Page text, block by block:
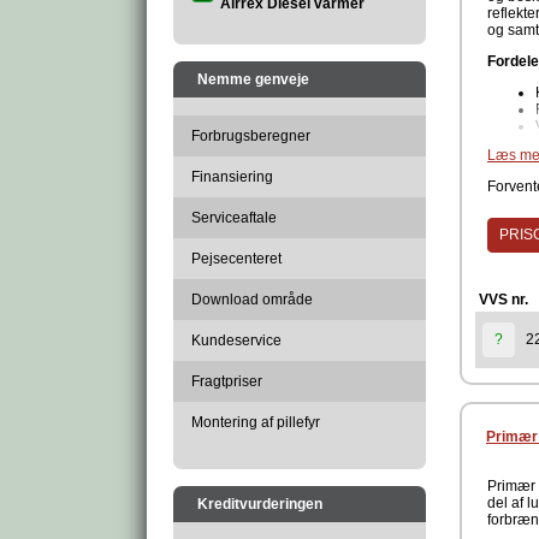
Airrex Diesel varmer
Nemme genveje
Forbrugsberegner
Finansiering
Serviceaftale
Pejsecenteret
Download område
Kundeservice
Fragtpriser
Montering af pillefyr
Kreditvurderingen
og
Fordele
Det
Læs
VVS nr.
?
Primær
Primær
del af